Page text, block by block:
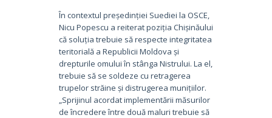
În contextul președinției Suediei la OSCE,
Nicu Popescu a reiterat poziția Chișinăului
că soluția trebuie să respecte integritatea
teritorială a Republicii Moldova și
drepturile omului în stânga Nistrului. La el,
trebuie să se soldeze cu retragerea
trupelor străine și distrugerea munițiilor.
„Sprijinul acordat implementării măsurilor
de încredere între două maluri trebuie să